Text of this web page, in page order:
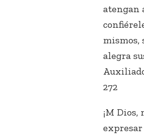
atengan
mismos,
alegra
272
¡M Dios,
expresar